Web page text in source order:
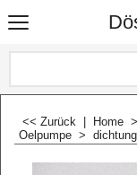
<< Zurück Home
Oelpumpe >